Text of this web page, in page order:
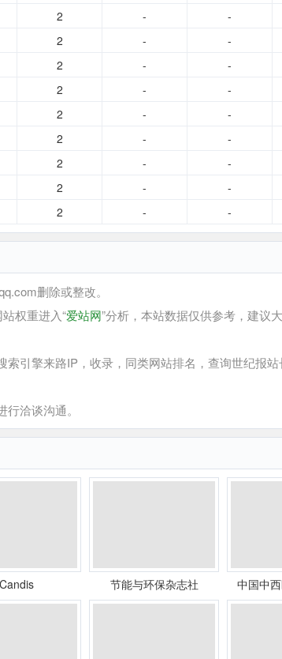
2 - -
2 - -
2 - -
2 - -
2 - -
2 - -
2 - -
2 - -
2 - -
删除或整改。
权重进入“爱站网”分析，本站数据仅供参考，建议
引擎来路IP，收录，同类网站排名，查询世纪报站
洽谈沟通。
Candis 节能与环保杂志社 中国中